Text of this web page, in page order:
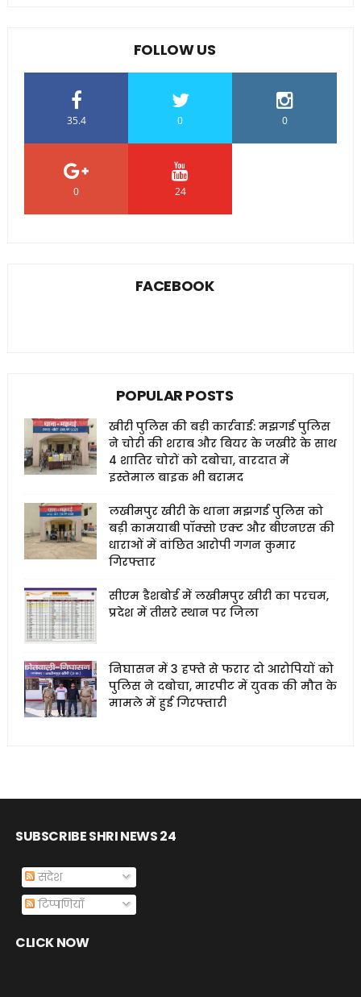
FOLLOW US
35.4 0 0
0 24
FACEBOOK
POPULAR POSTS
खीरी पुलिस की बड़ी कार्रवाई: मझगई पुलिस
ने चोरी की शराब और बियर के जखीरे के साथ
4 शातिर चोरों को दबोचा, वारदात में
इस्तेमाल बाइक भी बरामद
लखीमपुर खीरी के थाना मझगई पुलिस को
बड़ी कामयाबी पॉक्सो एक्ट और बीएनएस की
धाराओं में वांछित आरोपी गगन कुमार
गिरफ्तार
सीएम डैशबोर्ड में लखीमपुर खीरी का परचम,
प्रदेश में तीसरे स्थान पर जिला
निघासन में 3 हफ्ते से फरार दो आरोपियों को
पुलिस ने दबोचा, मारपीट में युवक की मौत के
मामले में हुई गिरफ्तारी
SUBSCRIBE SHRI NEWS 24
संदेश
टिप्पणियाँ
CLICK NOW